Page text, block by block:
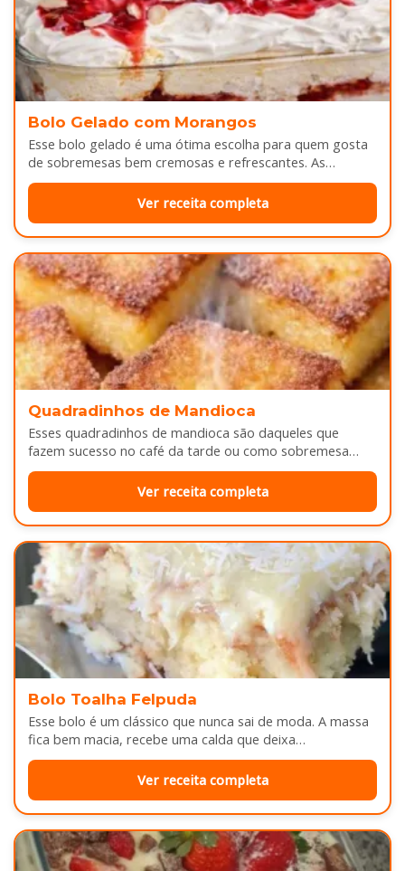
Bolo Gelado com Morangos
Esse bolo gelado é uma ótima escolha para quem gosta
de sobremesas bem cremosas e refrescantes. As
camadas de massa…
Ver receita completa
Quadradinhos de Mandioca
Esses quadradinhos de mandioca são daqueles que
fazem sucesso no café da tarde ou como sobremesa
depois do almoço. Por…
Ver receita completa
Bolo Toalha Felpuda
Esse bolo é um clássico que nunca sai de moda. A massa
fica bem macia, recebe uma calda que deixa…
Ver receita completa